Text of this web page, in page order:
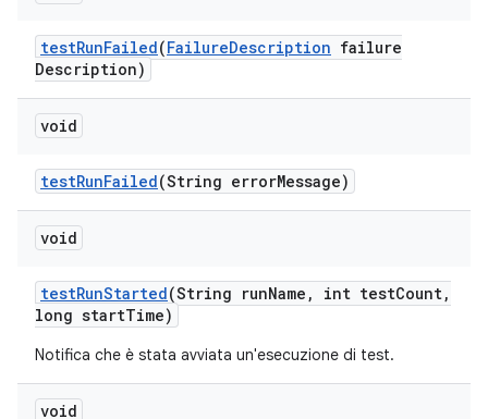
testRunFailed(FailureDescription failure
Description)
void
testRunFailed(String errorMessage)
void
testRunStarted(String runName , int testCount,
long startTime)
Notifica che è stata avviata un'esecuzione di test.
void